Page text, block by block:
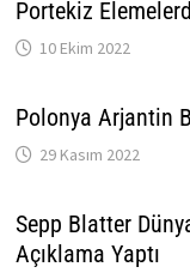
Portekiz
10 Ekim 2022
Polonya Arjantin
29 Kasım 2022
Sepp Blatter
Açıklama Yaptı